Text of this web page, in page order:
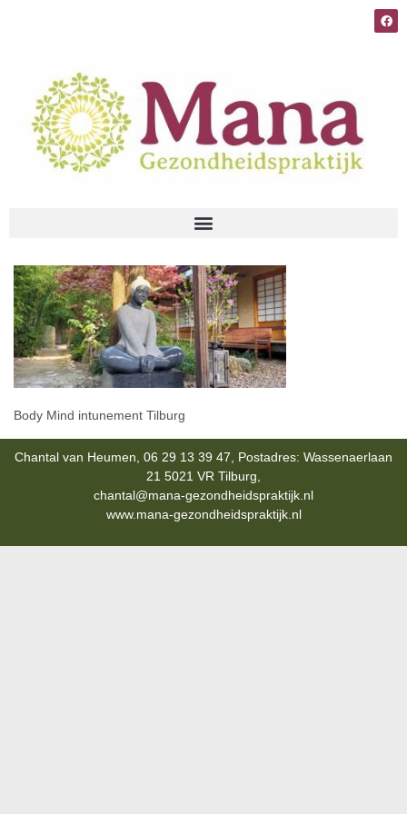
Body Mind intunement Tilburg
Chantal van Heumen, 06 29 13 39 47, Postadres: Wassenaerlaan
21 5021 VR Tilburg,
chantal@mana-gezondheidspraktijk.nl
www.mana-gezondheidspraktijk.nl